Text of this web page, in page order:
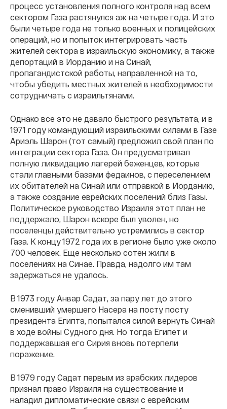
процесс установления полного контроля над всем
сектором Газа растянулся аж на четыре года. И это
были четыре года не только военных и полицейских
операций, но и попыток интегрировать часть
жителей сектора в израильскую экономику, а также
депортаций в Иорданию и на Синай,
пропагандистской работы, направленной на то,
чтобы убедить местных жителей в необходимости
сотрудничать с израильтянами.
Однако все это не давало быстрого результата, и в
1971 году командующий израильскими силами в Газе
Ариэль Шарон (тот самый) предложил свой план по
интеграции сектора Газа. Он предусматривал
полную ликвидацию лагерей беженцев, которые
стали главными базами федаинов, с переселением
их обитателей на Синай или отправкой в Иорданию,
а также создание еврейских поселений близ Газы.
Политическое руководство Израиля этот план не
поддержало, Шарон вскоре был уволен, но
поселенцы действительно устремились в сектор
Газа. К концу 1972 года их в регионе было уже около
700 человек. Еще несколько сотен жили в
поселениях на Синае. Правда, надолго им там
задержаться не удалось.
В 1973 году Анвар Садат, за пару лет до этого
сменивший умершего Насера на посту посту
президента Египта, попытался силой вернуть Синай
в ходе войны Судного дня. Но тогда Египет и
поддержавшая его Сирия вновь потерпели
поражение.
В 1979 году Садат первым из арабских лидеров
признал право Израиля на существование и
наладил дипломатические связи с еврейским